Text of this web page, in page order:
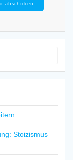
Stoizismus